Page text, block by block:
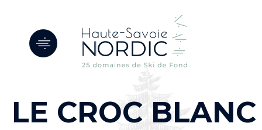
LE CROC BLANC